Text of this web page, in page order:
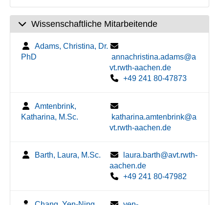
Wissenschaftliche Mitarbeitende
Adams, Christina, Dr.
PhD
annachristina.adams@a
vt.rwth-aachen.de
+49 241 80-47873
Amtenbrink,
Katharina, M.Sc.
katharina.amtenbrink@a
vt.rwth-aachen.de
Barth, Laura, M.Sc.
laura.barth@avt.rwth-
aachen.de
+49 241 80-47982